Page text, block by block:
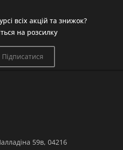
всіх акцій та знижок?
на розсилку
Підписатися
59в, 04216